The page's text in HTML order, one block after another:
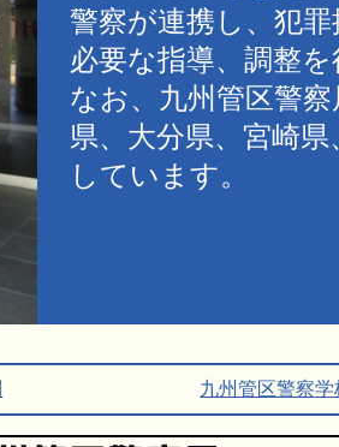
警察が連携し、犯
必要な指導、調整
なお、九州管区警
県、大分県、宮崎
しています。
九州管区警察学